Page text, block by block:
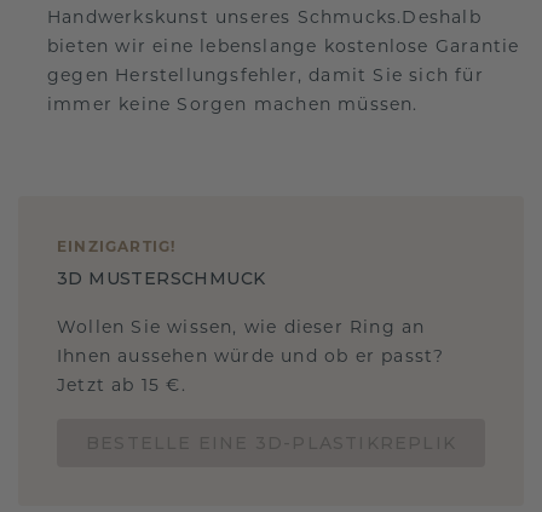
Handwerkskunst unseres Schmucks.Deshalb
bieten wir eine lebenslange kostenlose Garantie
gegen Herstellungsfehler, damit Sie sich für
immer keine Sorgen machen müssen.
EINZIGARTIG !
3D MUSTERSCHMUCK
Wollen Sie wissen, wie dieser Ring an
Ihnen aussehen würde und ob er passt?
Jetzt ab 15 €.